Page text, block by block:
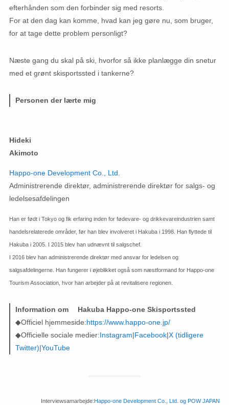
efterhånden som den forbinder sig med resorts.
For at den dag kan komme, hvad kan jeg gøre nu, som bruger,
for at tage dette problem personligt?
Næste gang du skal på ski, hvorfor så ikke planlægge din snetur
med et grønt skisportssted i tankerne?
Personen der lærte mig
Hideki
Akimoto
Happo-one Development Co., Ltd.
Administrerende direktør, administrerende direktør for salgs- og
ledelsesafdelingen
Han er født i Tokyo og fik erfaring inden for fødevare- og drikkevareindustrien samt
handelsrelaterede områder, før han blev involveret i Hakuba i 1998. Han flyttede til
Hakuba i 2005. I 2015 blev han udnævnt til salgschef.
I 2016 blev han administrerende direktør med ansvar for ledelsen og
salgsafdelingerne. Han fungerer i øjeblikket også som næstformand for Happo-one
Tourism Association, hvor han arbejder på at revitalisere regionen.
Information om
Hakuba Happo-one Skisportssted
◆Officiel hjemmeside:https://www.happo-one.jp/
◆Officielle sociale medier:Instagram|Facebook|X (tidligere
Twitter)|YouTube
Interviewsamarbejde: Happo-one Development Co., Ltd. og POW JAPAN